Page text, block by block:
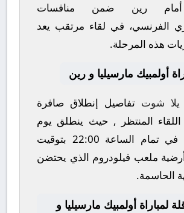
رين ضمن منافسات
الفرنسي، في لقاء مرتقب يعد
هذه المرحلة.
أولمبيك مارسيليا و رين
يلا شوت تفاصيل إنطلاق صافرة
اللقاء المنتظر , حيث ينطلق يوم
في تمام الساعة 22:00 بتوقيت
ملعب فيلودروم الذي يحتضن
الحاسمة.
لمباراة أولمبيك مارسيليا و